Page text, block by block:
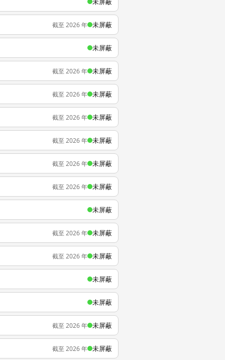
截至 2026 年 未屏蔽
未屏蔽
截至 2026 年 未屏蔽
截至 2026 年 未屏蔽
截至 2026 年 未屏蔽
截至 2026 年 未屏蔽
截至 2026 年 未屏蔽
截至 2026 年 未屏蔽
未屏蔽
截至 2026 年 未屏蔽
截至 2026 年 未屏蔽
未屏蔽
未屏蔽
截至 2026 年 未屏蔽
截至 2026 年 未屏蔽